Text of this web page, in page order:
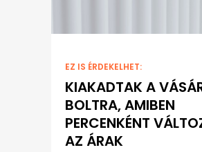
EZ IS ÉRDEKELHET:
KIAKADTAK A
BOLTRA, AMIBEN
PERCENKÉNT
AZ ÁRAK